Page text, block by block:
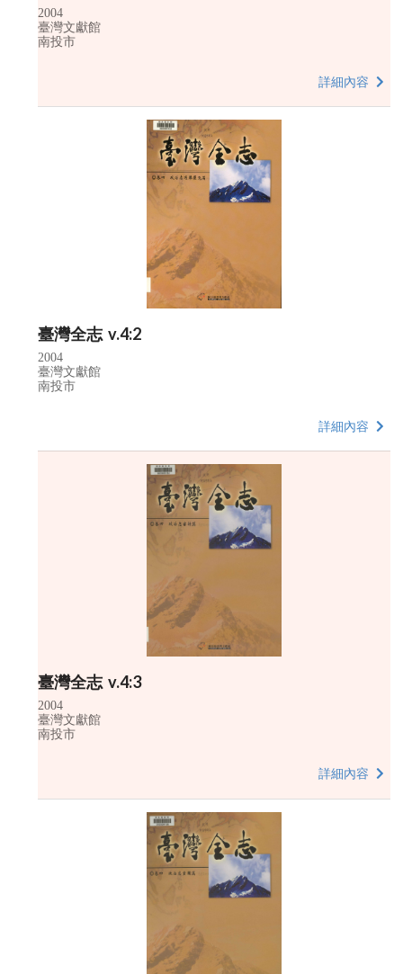
2004
臺灣文獻館
南投市
詳細內容
臺灣全志 v.4:2
2004
臺灣文獻館
南投市
詳細內容
臺灣全志 v.4:3
2004
臺灣文獻館
南投市
詳細內容